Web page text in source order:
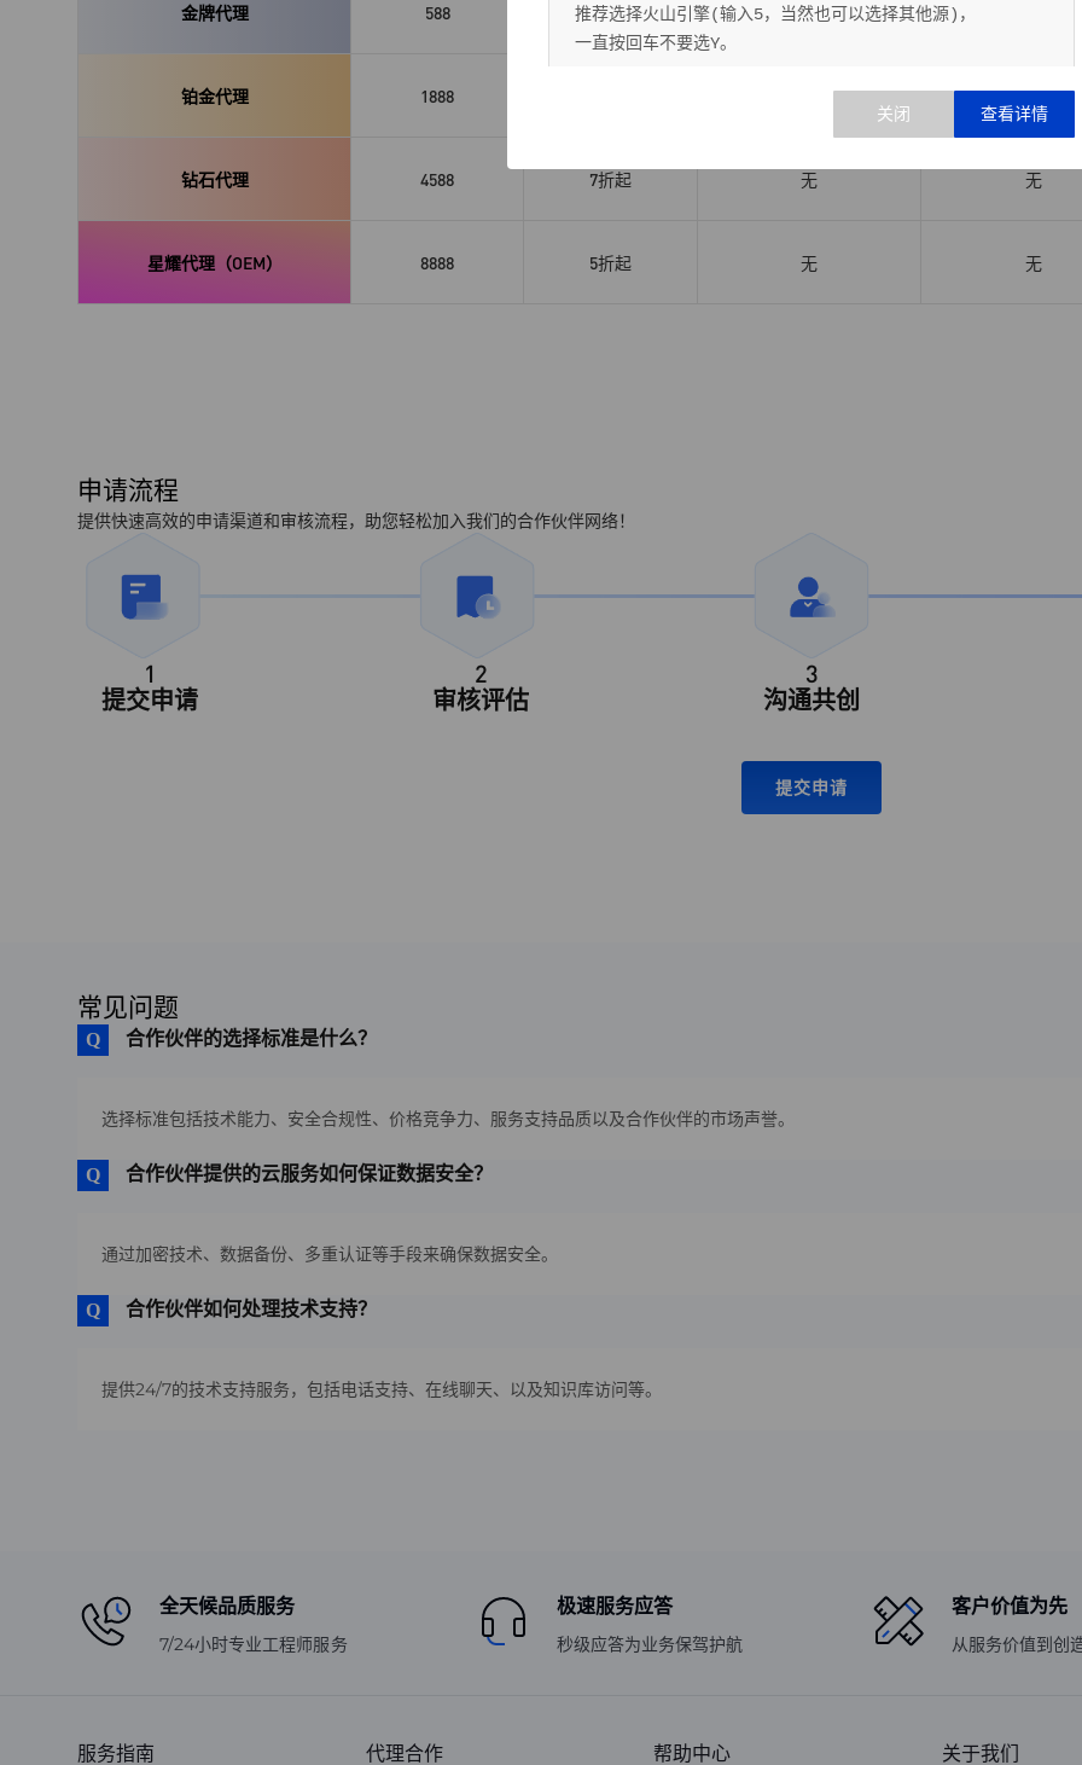
金牌代理 588 85折起 无
铂金代理 1888 无
钻石代理 4588 7折起 无 无
星耀代理（OEM） 8888 5折起 无 无
申请流程
提供快速高效的申请渠道和审核流程，助您轻松加入我们的合作伙伴网络！
1
提交申请
2
审核评估
3
沟通共创
提交申请
常见问题
合作伙伴的选择标准是什么？
选择标准包括技术能力、安全合规性、价格竞争力、服务支持品质以及合作伙伴的市场声誉。
合作伙伴提供的云服务如何保证数据安全？
通过加密技术、数据备份、多重认证等手段来确保数据安全。
合作伙伴如何处理技术支持？
提供24/7的技术支持服务，包括电话支持、在线聊天、以及知识库访问等。
全天候品质服务
7/24小时专业工程师服务
极速服务应答
秒级应答为业务保驾护航
客户价值为先
从服务价值到创
服务指南 代理合作 帮助中心 关于我们
推荐选择火山引擎(输入5，当然也可以选择其他源)，
一直按回车不要选Y。
http://linux.hengfengyun.top/
根据实际选择执行。
如需了解更多信息，请访问： 查看CentOS官方公告